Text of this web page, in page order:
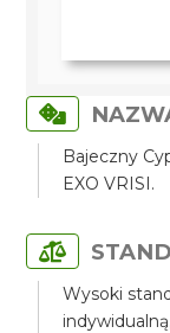
Bajeczny
EXO VRISI.
Wysoki